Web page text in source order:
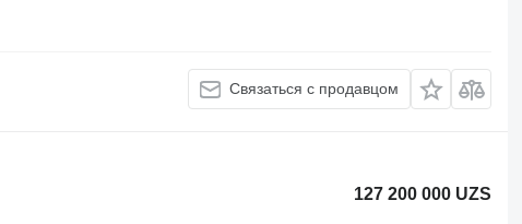
Связаться с продавцом
127 200 000 UZS